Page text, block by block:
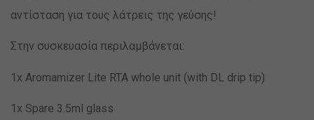
αντίσταση για τους λάτρεις της γεύσης!
Στην συσκευασία περιλαμβάνεται:
1x Aromamizer Lite RTA whole unit (with DL drip tip)
1x Spare 3.5ml glass